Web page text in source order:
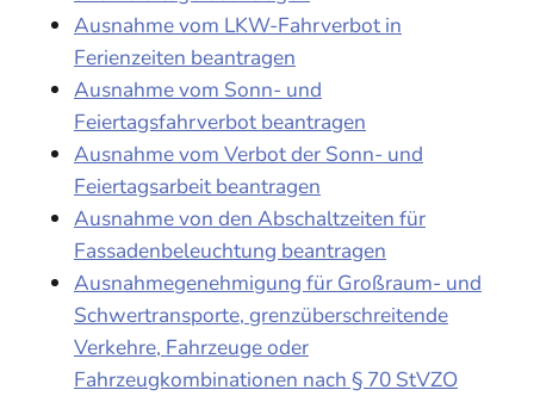
Ausnahme vom LKW-Fahrverbot in
Ferienzeiten beantragen
Ausnahme vom Sonn- und
Feiertagsfahrverbot beantragen
Ausnahme vom Verbot der Sonn- und
Feiertagsarbeit beantragen
Ausnahme von den Abschaltzeiten für
Fassadenbeleuchtung beantragen
Ausnahmegenehmigung für Großraum- und
Schwertransporte, grenzüberschreitende
Verkehre, Fahrzeuge oder
Fahrzeugkombinationen nach § 70 StVZO